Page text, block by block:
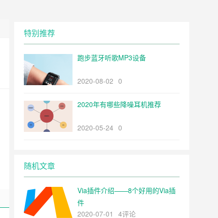
特别推荐
跑步蓝牙听歌MP3设备
2020-08-02 0
2020年有哪些降噪耳机推荐
2020-05-24 0
随机文章
Via插件介绍——8个好用的Via插
件
2020-07-01
4评论